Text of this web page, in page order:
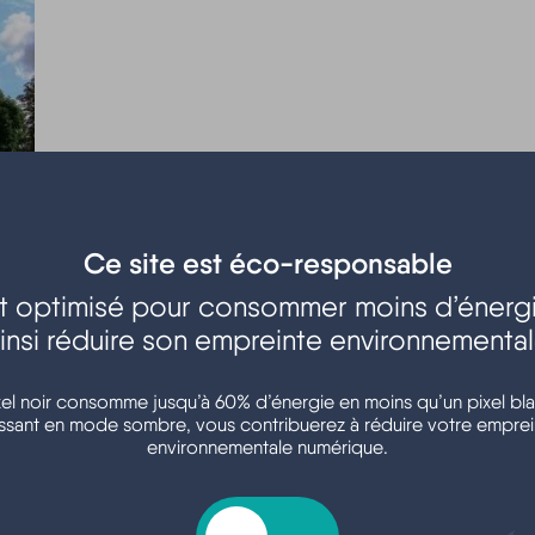
le village de HOURTIN a vu son environnement naturel
Brémontier. Paré de son église en 1871, le bourg se
forêts et milieux humides…
devint un lieu de villégiature grandement apprécié
locaux.
principaux : HOURTIN ville, HOURTIN plage, Lachanau,
au coeur de la forêt juste en arrière du cordon dunaire,
France et le Médoc viticole… et sa douceur de vivre !
Ce site est éco-responsable
optimisé pour consommer moins
réduire son empreinte
noir consomme jusqu’à 60% d’énergie en moins qu’un pixel
en mode sombre, vous contribuerez à réduire votre
environnementale numérique.